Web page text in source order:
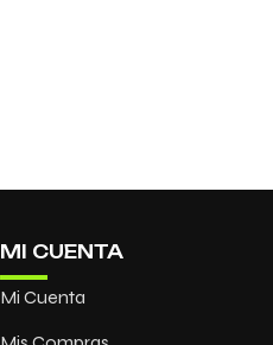
MI CUENTA
Mi Cuenta